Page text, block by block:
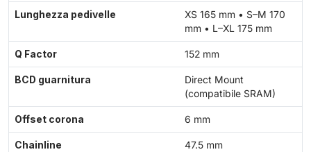
Lunghezza pedivelle
XS 165 mm • S–M 170
mm • L–XL 175 mm
Q Factor 152 mm
BCD guarnitura
Direct Mount
(compatibile SRAM)
Offset corona 6 mm
Chainline 47.5 mm